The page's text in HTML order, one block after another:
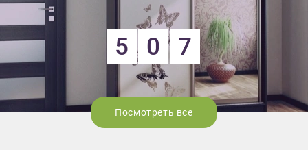
5 0 7
Посмотреть все